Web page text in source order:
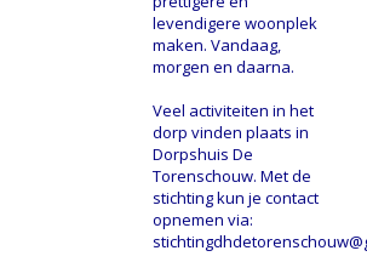
levendigere woonplek
maken. Vandaag,
morgen en daarna.
Veel activiteiten in het
dorp vinden plaats in
Dorpshuis De
Torenschouw. Met de
stichting kun je contact
opnemen via: